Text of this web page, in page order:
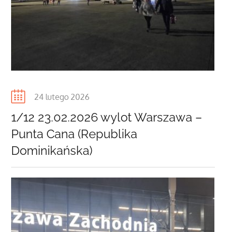
Posted
24 lutego 2026
1/12 23.02.2026 wylot Warszawa –
Punta Cana (Republika
Dominikańska)